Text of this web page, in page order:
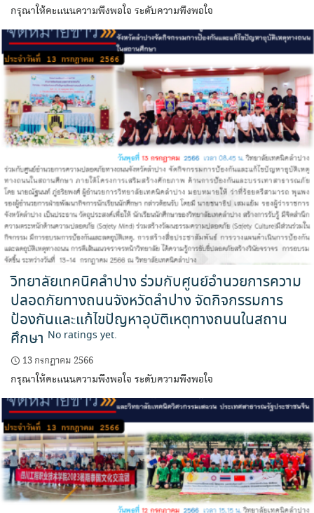
กรุณาให้คะแนนความพึงพอใจ ระดับความพึงพอใจ
วิทยาลัยเทคนิคลำปาง ร่วมกับศูนย์อำนวยการความ
ปลอดภัยทางถนนจังหวัดลำปาง จัดกิจกรรมการ
ป้องกันและแก้ไขปัญหาอุบัติเหตุทางถนนในสถาน
ศึกษา No ratings yet.
13 กรกฎาคม 2566
กรุณาให้คะแนนความพึงพอใจ ระดับความพึงพอใจ